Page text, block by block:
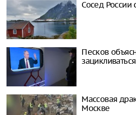
Сосед России
Песков
Массовая
Москве